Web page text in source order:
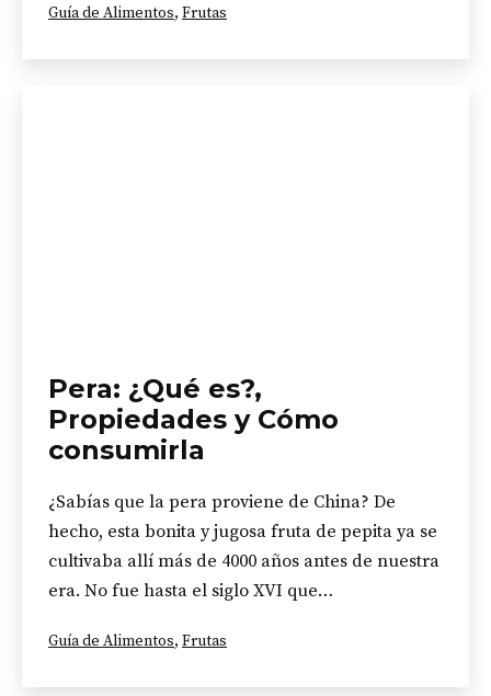
Categorizado
Guía de Alimentos, Frutas
Pera: ¿Qué es?,
Propiedades y Cómo
consumirla
¿Sabías que la pera proviene de China? De
hecho, esta bonita y jugosa fruta de pepita ya se
cultivaba allí más de 4000 años antes de nuestra
era. No fue hasta el siglo XVI que…
Categorizado
Guía de Alimentos, Frutas